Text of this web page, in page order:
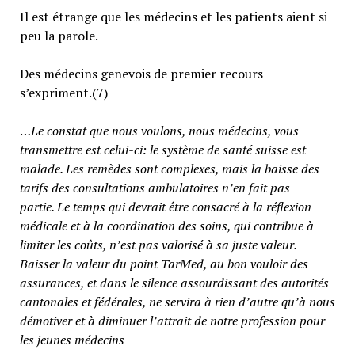
Il est étrange que les médecins et les patients aient si
peu la parole.
Des médecins genevois de premier recours
s’expriment.(7)
…Le constat que nous voulons, nous médecins, vous
transmettre est celui-ci: le système de santé suisse est
malade. Les remèdes sont complexes, mais la baisse des
tarifs des consultations ambulatoires n’en fait pas
partie.Le temps qui devrait être consacré à la réflexion
médicale et à la coordination des soins, qui contribue à
limiter les coûts, n’est pas valorisé à sa juste valeur.
Baisser la valeur du point TarMed, au bon vouloir des
assurances, et dans le silence assourdissant des autorités
cantonales et fédérales, ne servira à rien d’autre qu’à nous
démotiver et à diminuer l’attrait de notre profession pour
les jeunes médecins